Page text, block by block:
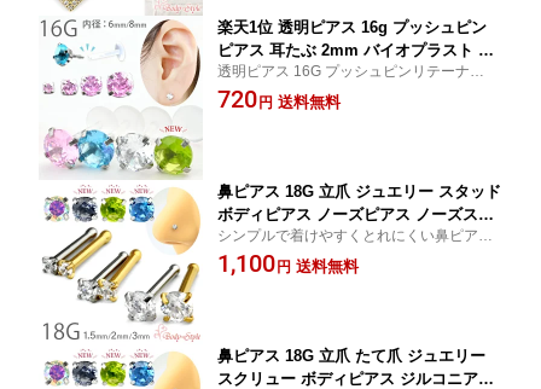
楽天1位 透明ピアス 16g プッシュピン
ピアス 耳たぶ 2mm バイオプラスト 軟
骨ピアス ボディピアス 金属アレルギー
対応 軟骨 ラブレット ラブレットピアス
ー
透明ピアス 16G プッシュピンリテーナー バ
イオプラスト
720円 送料無料
鼻ピアス 18G 立爪 ジュエリー スタッド
ボディピアス ノーズピアス ノーズスタ
ッド ノストリル シルバー ゴールド 外
れにくい 小さいピアス シンプル 仕事用
シンプルで着けやすくとれにくい鼻ピア
ス！
1,100円 送料無料
鼻ピアス 18G 立爪 たて爪 ジュエリー
スクリュー ボディピアス ジルコニアピ